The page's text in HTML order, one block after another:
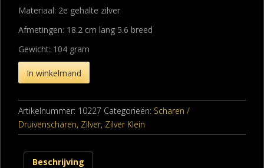
Materiaal: 2e gehalte zilver
Afmetingen: 18.2 cm lang 5.6 breed
Gewicht: 104 gram
In winkelmand
Artikelnummer: 10227 Categorieën: Scharen /
Druivenscharen, Zilver, Zilver Klein
Beschrijving